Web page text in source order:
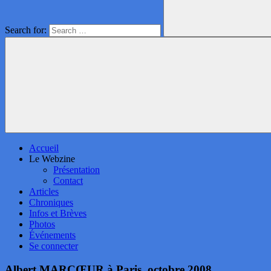
Search for:
Accueil
Le Webzine
Présentation
Contact
Articles
Chroniques
Infos et Brèves
Photos
Événements
Se connecter